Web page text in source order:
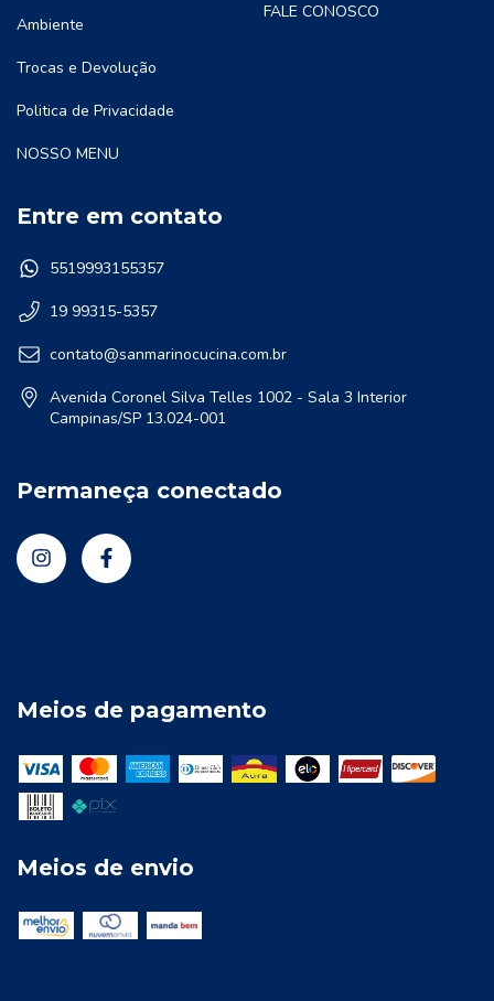
Ambiente
Trocas e Devolução
Politica de Privacidade
NOSSO MENU
FALE CONOSCO
Entre em contato
5519993155357
19 99315-5357
contato@sanmarinocucina.com.br
Avenida Coronel Silva Telles 1002 - Sala 3 Interior
Campinas/SP 13.024-001
Permaneça conectado
Meios de pagamento
Meios de envio